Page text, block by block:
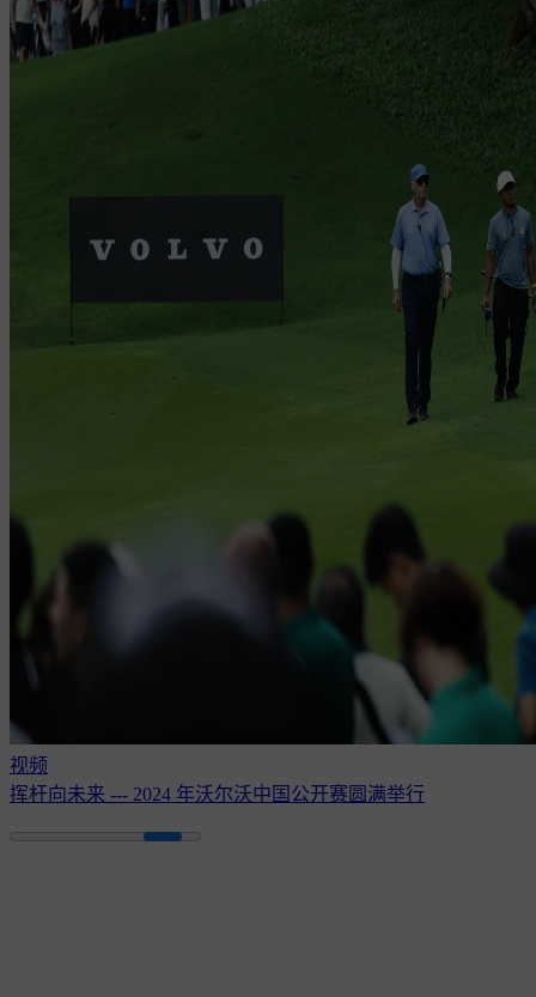
视频
挥杆向未来 --- 2024 年沃尔沃中国公开赛圆满举行